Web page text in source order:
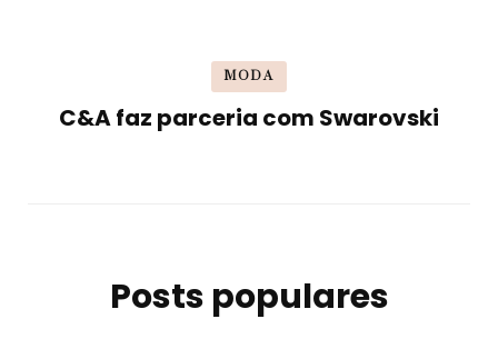
MODA
C&A faz parceria com Swarovski
Posts populares